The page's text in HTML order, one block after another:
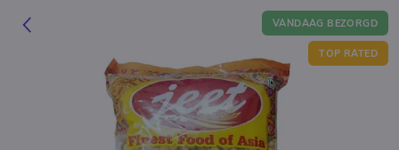
VANDAAG BEZORGD
TOP RATED